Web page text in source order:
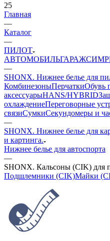
25
Главная
—
Каталог
—
ПИЛОТ
АВТОМОБИЛЬГАРАЖ
—
SHONX. Нижнее белье для
КомбинезоныПерчаткиОбувь
аксессуарыHANS/HYBRID
охлаждениеПереговорные
связиСумкиСекундомеры и
—
SHONX. Нижнее белье для
и картинга.
Нижнее белье для автоспорта
—
SHONX. Кальсоны (CIK) для
Подшлемники (CIK)Майки